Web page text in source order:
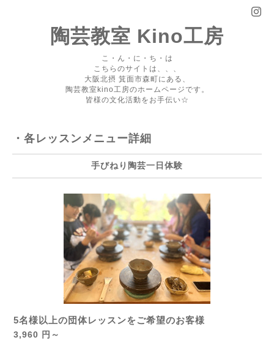
陶芸教室 Kino工房
こ・ん・に・ち・は
こちらのサイトは、、、
大阪北摂 箕面市森町にある、
陶芸教室kino工房のホームページです。
皆様の文化活動をお手伝い☆
・各レッスンメニュー詳細
手びねり陶芸一日体験
5名様以上の団体レッスンをご希望のお客様
3,960 円～